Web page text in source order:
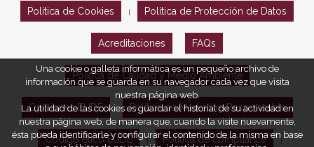
Política de Cookies Política de Protección de Datos
Acreditaciones FAQs
Política de Calidad y Medio Ambiente
Opiniones EUDE Política de Marketing Responsable
Código ético EUDE Política de compliance
Una cookie o galleta informática es un pequeño archivo de
información que se guarda en su navegador cada vez que visita
nuestra página web.
La utilidad de las cookies es guardar el historial de su actividad en
nuestra página web, de manera que, cuando la visite nuevamente,
ésta pueda identificarle y configurar el contenido de la misma en base